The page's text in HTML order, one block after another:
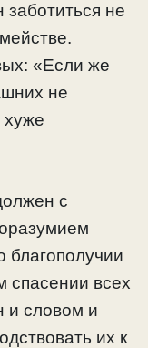
заботиться не
«Если же
не
хуже
с
благополучии
спасении всех
и словом и
их к